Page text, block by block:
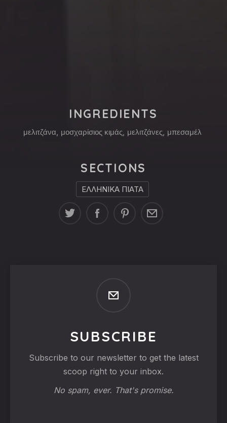
INGREDIENTS
μελιτζάνα μοσχαρίσιος κιμάς μελιτζάνες μπεσαμέλ
SECTIONS
ΕΛΛΗΝΙΚΑ ΠΙΑΤΑ
SUBSCRIBE
Subscribe to our newsletter to get the latest
scoop right to your inbox.
No spam, ever. That's promise.